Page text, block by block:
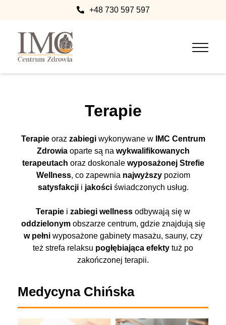
+48 730 597 597
Terapie
Terapieoraz zabiegiwykonywane w
IMC Centrum
Zdrowiaoparte są na wykwalifikowanych
terapeutach oraz doskonale wyposażonej Strefie
Wellness, co zapewnia najwyższypoziom
satysfakcjii jakościświadczonych usług.
Terapie i zabiegi wellness odbywają się w
oddzielonymobszarze centrum, gdzie znajdują się
w pełni wyposażone gabinety masażu, sauny, czy
też strefa relaksu pogłębiająca efekty tuż po
zakończonej terapii.
Medycyna Chińska